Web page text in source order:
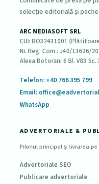
selecție editorială și
ARC MEDIASOFT SRL
CUI: RO32431001
Nr. Reg. Com.: J40/13626/
Aleea Botorani 6 Bl. V83
Telefon: +40 766 395 799
Email:
WhatsApp
ADVERTORIALE &
Pilonul principal și livrarea
Advertoriale SEO
Publicare advertoriale